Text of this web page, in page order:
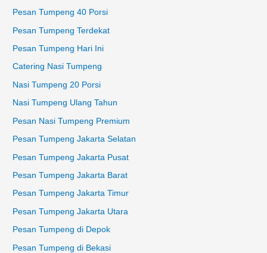
Pesan Tumpeng 40 Porsi
Pesan Tumpeng Terdekat
Pesan Tumpeng Hari Ini
Catering Nasi Tumpeng
Nasi Tumpeng 20 Porsi
Nasi Tumpeng Ulang Tahun
Pesan Nasi Tumpeng Premium
Pesan Tumpeng Jakarta Selatan
Pesan Tumpeng Jakarta Pusat
Pesan Tumpeng Jakarta Barat
Pesan Tumpeng Jakarta Timur
Pesan Tumpeng Jakarta Utara
Pesan Tumpeng di Depok
Pesan Tumpeng di Bekasi